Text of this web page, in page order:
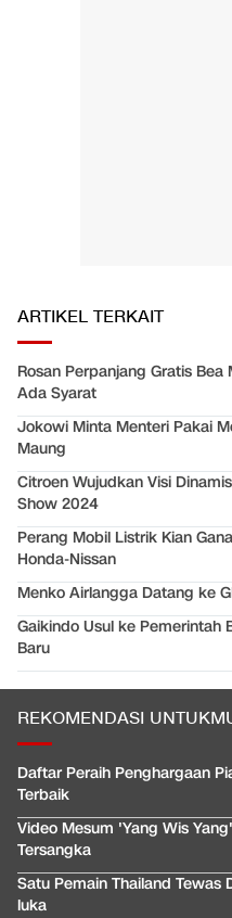
ARTIKEL TERKAIT
Rosan Perpanjang Gratis
Ada Syarat
Jokowi Minta Menteri Pakai
Maung
Citroen Wujudkan Visi
Show 2024
Perang Mobil Listrik Kian
Honda-Nissan
Menko Airlangga Datang ke
Gaikindo Usul ke Pemerintah
Baru
REKOMENDASI
Daftar Peraih Penghargaan
Terbaik
Video Mesum 'Yang Wis
Tersangka
Satu Pemain Thailand Tewas
luka